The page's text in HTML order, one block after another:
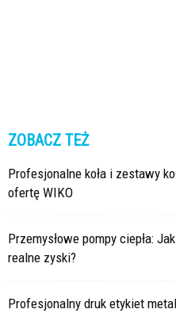
ZOBACZ TEŻ
Profesjonalne koła i zestawy
ofertę WIKO
Przemysłowe pompy ciepła:
realne zyski?
Profesjonalny druk etykiet